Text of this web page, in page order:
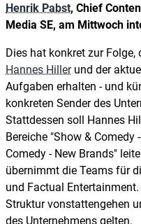
Henrik Pabst, Chief
Media SE, am Mittwoch
Dies hat konkret zur Folge,
Hannes Hillerund der
Aufgaben erhalten - und
konkreten Sender des
Stattdessen soll Hannes
Bereiche "Show &
Comedy - New Brands"
übernimmt die Teams für
und Factual
Struktur vonstattengehen
des Unternehmens gelten.